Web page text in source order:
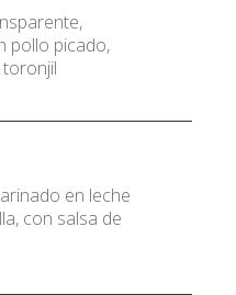
pollo picado,
en leche
con salsa de